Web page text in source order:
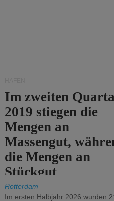
Im zweiten
2019 stiegen die
Mengen an
Massengut,
die Mengen an
Stückgut
zurückgingen.
Rotterdam
Im ersten Halbjahr 2026 wurden